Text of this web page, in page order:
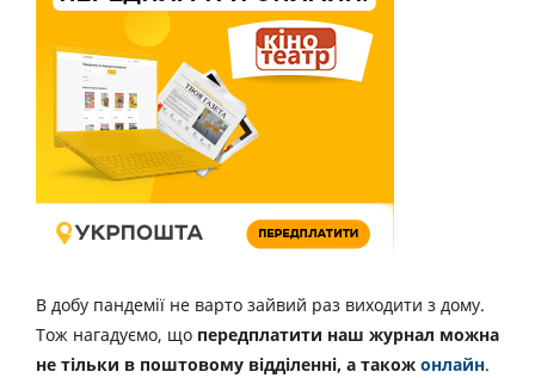
В добу пандемії не варто зайвий раз виходити з дому.
Тож нагадуємо, що передплатити наш журнал можна
не тільки в поштовому відділенні, а також онлайн.